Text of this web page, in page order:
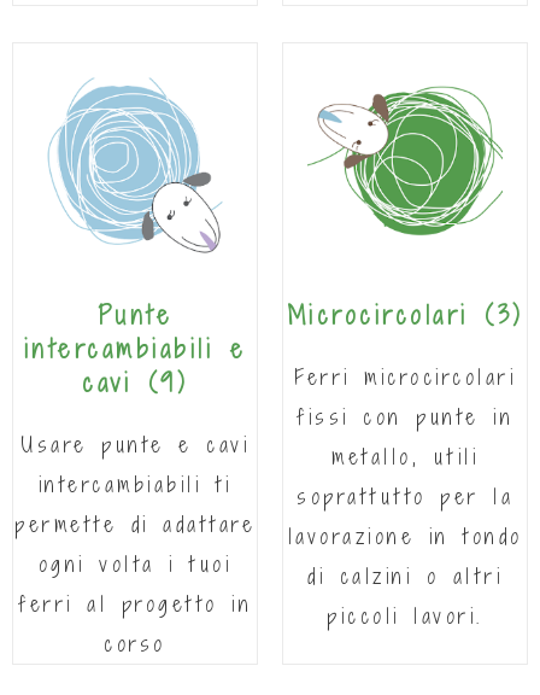
Punte
intercambiabili e
cavi (9)
Usare punte e cavi
intercambiabili ti
permette di adattare
ogni volta i tuoi
ferri al progetto in
corso
Microcircolari (3)
Ferri microcircolari
fissi con punte in
metallo, utili
soprattutto per la
lavorazione in tondo
di calzini o altri
piccoli lavori.